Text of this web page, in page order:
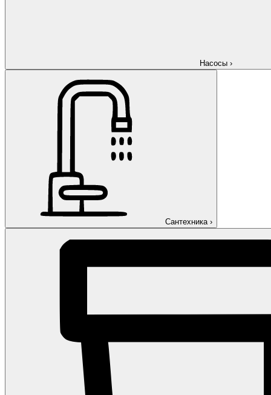
Насосы ›
Сантехника ›